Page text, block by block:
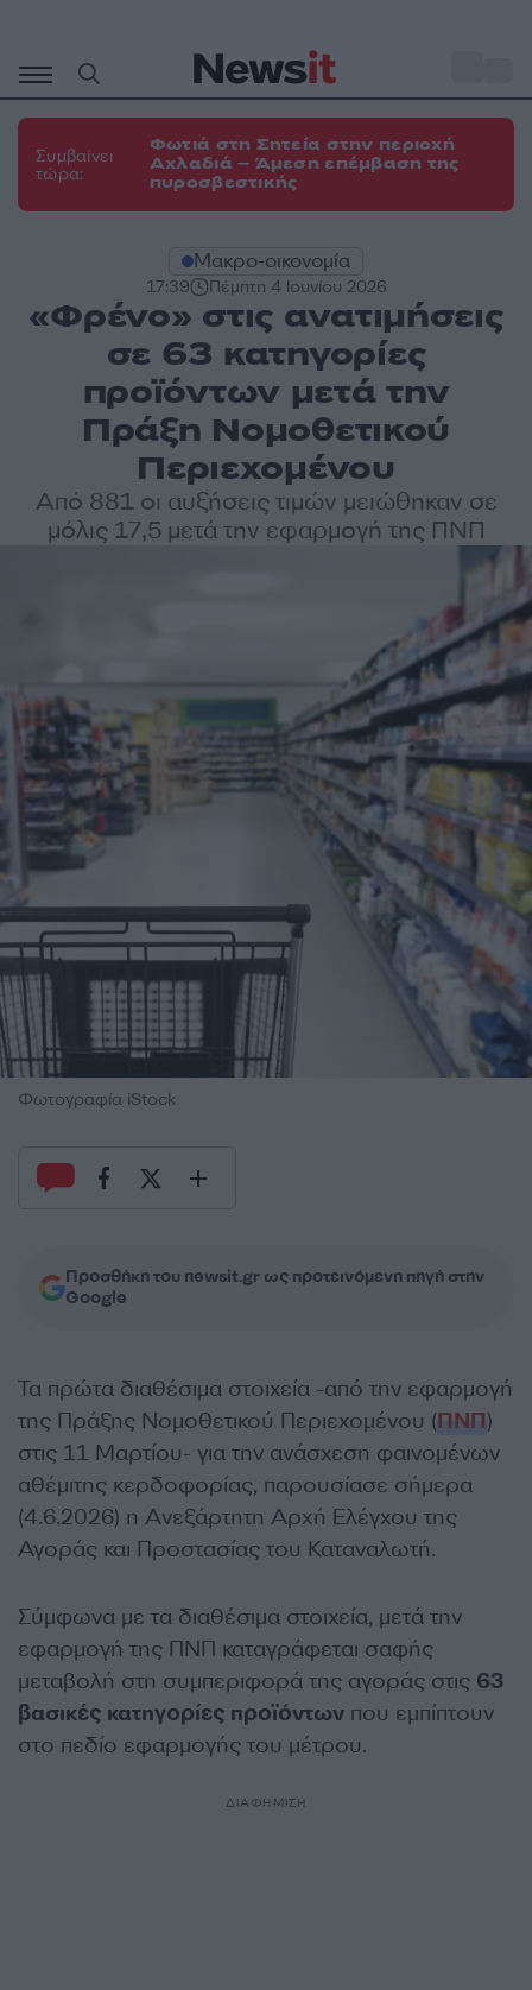
περιεχόμενο
Συμβαίνει
τώρα:
Φωτιά στη Σητεία στην περιοχή
Αχλαδιά – Άμεση επέμβαση της
πυροσβεστικής
Μακρο-οικονομία
17:39 Πέμπτη 4 Ιουνίου 2026
«Φρένο» στις ανατιμήσεις
σε 63 κατηγορίες
προϊόντων μετά την
Πράξη Νομοθετικού
Περιεχομένου
Από 881 οι αυξήσεις τιμών μειώθηκαν σε
μόλις 17,5 μετά την εφαρμογή της ΠΝΠ
Φωτογραφία iStock
Προσθήκη του newsit.gr ως προτεινόμενη πηγή στην
Google
Τα πρώτα διαθέσιμα στοιχεία -από την εφαρμογή
της Πράξης Νομοθετικού Περιεχομένου (ΠΝΠ)
στις 11 Μαρτίου- για την ανάσχεση φαινομένων
αθέμιτης κερδοφορίας, παρουσίασε σήμερα
(4.6.2026) η Ανεξάρτητη Αρχή Ελέγχου της
Αγοράς και Προστασίας του Καταναλωτή.
Σύμφωνα με τα διαθέσιμα στοιχεία, μετά την
εφαρμογή της ΠΝΠ καταγράφεται σαφής
μεταβολή στη συμπεριφορά της αγοράς στις 63
βασικές κατηγορίες προϊόντων που εμπίπτουν
στο πεδίο εφαρμογής του μέτρου.
ΔΙΑΦΗΜΙΣΗ